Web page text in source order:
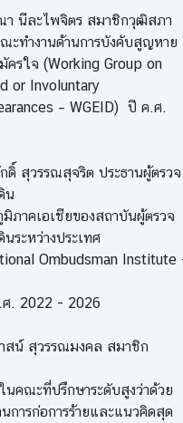
า นีละไพจิตร สมาชิกวุฒิสภา
ะทำงานด้านการบังคับสูญหาย
ครใจ (Working Group on
or Involuntary
– WGEID) ปี ค.ศ.
ดิ์ สุวรรณสุจริต ประธานผู้ตรวจ
น
มิภาคเอเชียของสถาบันผู้ตรวจ
ระหว่างประเทศ
Ombudsman Institute
ศ. 2022 - 2026
สน์ สุวรรณมงคล สมาชิก
นคณะที่ปรึกษาระดับสูงว่าด้วย
การก่อการร้ายและแนวคิดสุด